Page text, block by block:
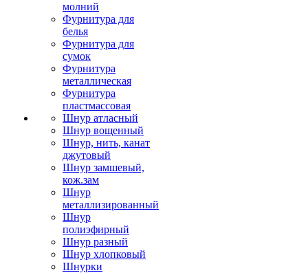
молний
Фурнитура для
белья
Фурнитура для
сумок
Фурнитура
металлическая
Фурнитура
пластмассовая
Шнур атласный
Шнур вощенный
Шнур, нить, канат
джутовый
Шнур замшевый,
кож.зам
Шнур
металлизированный
Шнур
полиэфирный
Шнур разный
Шнур хлопковый
Шнурки